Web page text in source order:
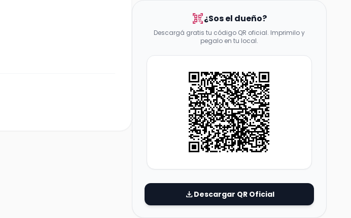
qr_code_scanner¿Sos el dueño?
Descargá gratis tu código QR oficial. Imprimilo y
pegalo en tu local.
downloadDescargar QR Oficial